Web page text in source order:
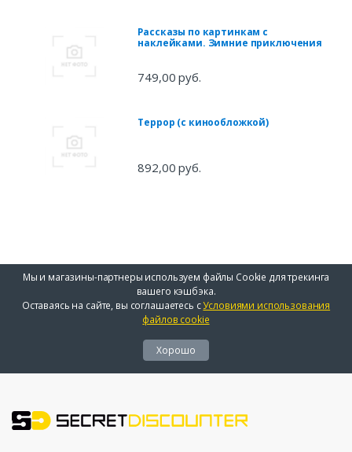
Рассказы по картинкам с
наклейками. Зимние приключения
749,00 руб.
Террор (с кинообложкой)
892,00 руб.
Мы и магазины-партнеры используем файлы Cookie для трекинга
вашего кэшбэка.
Оставаясь на сайте, вы соглашаетесь сУсловиями использования
файлов cookie
Хорошо